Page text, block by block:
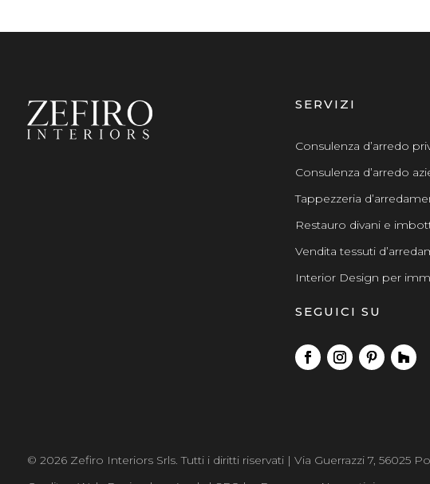
SERVIZI
Consulenza d’arredo
Consulenza d’arredo
Tappezzeria
Restauro divani e
Vendita tessuti
Interior Design per
SEGUICI SU
© 2026 Zefiro Interiors Srls. Tutti i diritti riservati | Via Guerrazzi 7, 56025